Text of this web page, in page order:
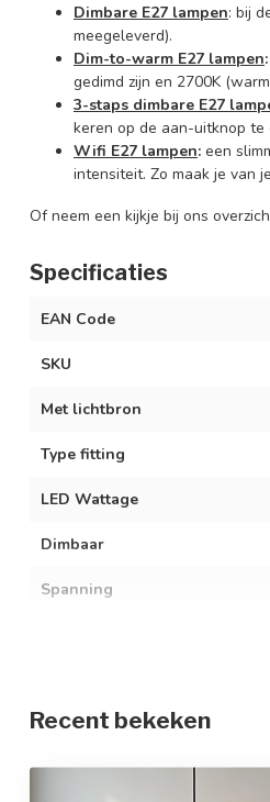
Dimbare E27 lampen: bij
meegeleverd).
Dim-to-warm E27 lampen:
gedimd zijn en 2700K
3-staps dimbare E27
keren op de aan-uitknop te
Wifi E27 lampen: een
intensiteit. Zo maak je van
Of neem een kijkje bij ons
Specificaties
EAN Code
SKU
Met lichtbron
Type fitting
LED Wattage
Dimbaar
Spanning
Materiaal
Afmetingen
Recent bekeken